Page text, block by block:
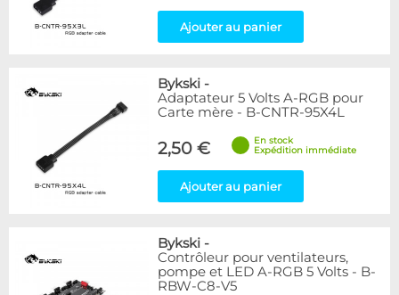
Ajouter au panier
Bykski -
Adaptateur 5 Volts A-RGB pour
Carte mère - B-CNTR-95X4L
2,50 €
En stock
Expédition immédiate
Ajouter au panier
Bykski -
Contrôleur pour ventilateurs,
pompe et LED A-RGB 5 Volts - B-
RBW-C8-V5